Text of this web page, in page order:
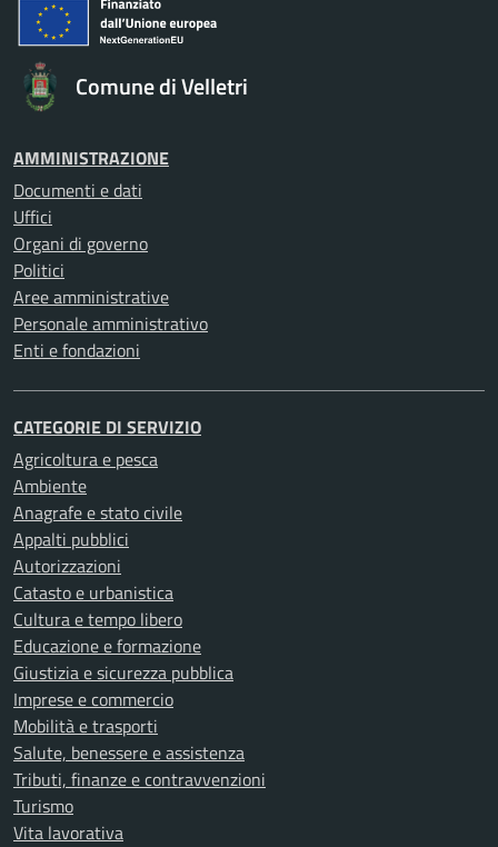
Comune di Velletri
AMMINISTRAZIONE
Documenti e dati
Uffici
Organi di governo
Politici
Aree amministrative
Personale amministrativo
Enti e fondazioni
CATEGORIE DI SERVIZIO
Agricoltura e pesca
Ambiente
Anagrafe e stato civile
Appalti pubblici
Autorizzazioni
Catasto e urbanistica
Cultura e tempo libero
Educazione e formazione
Giustizia e sicurezza pubblica
Imprese e commercio
Mobilità e trasporti
Salute, benessere e assistenza
Tributi, finanze e contravvenzioni
Turismo
Vita lavorativa